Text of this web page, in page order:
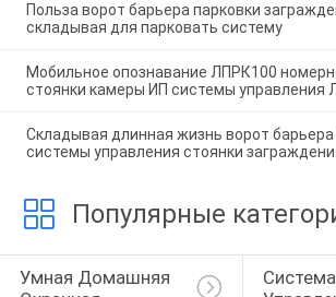
Польза ворот барьера парковки
складывая для парковать систему
Мобильное опознавание ЛПРК100
стоянки камеры ИП системы управления
Складывая длинная жизнь ворот
системы управления стоянки
Популярные
Умная Домашняя
Система